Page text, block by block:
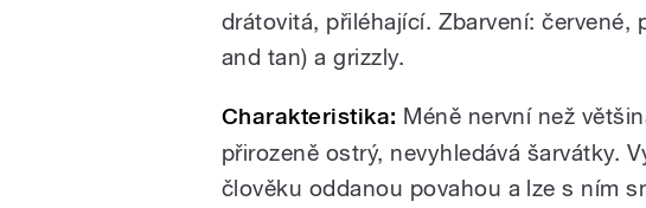
drátovitá, přiléhající. Zbarvení: červené,
and tan) a grizzly.
Charakteristika: Méně nervní než
přirozeně ostrý, nevyhledává šarvátky.
člověku oddanou povahou a lze s ním